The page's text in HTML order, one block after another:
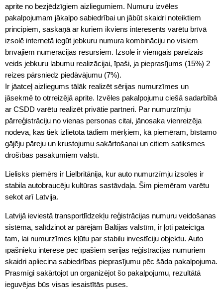
aprite no bezjēdzīgiem aizliegumiem. Numuru izvēles
pakalpojumam jākalpo sabiedrībai un jābūt skaidri noteiktiem
principiem, saskaņā ar kuriem ikviens interesents varētu brīvā
izsolē internetā iegūt jebkuru numura kombināciju no visiem
brīvajiem numerācijas resursiem. Izsole ir vienīgais pareizais
veids jebkuru labumu realizācijai, īpaši, ja pieprasījums (15%) 2
reizes pārsniedz piedāvājumu (7%).
Ir jāatceļ aizliegums tālāk realizēt sērijas numurzīmes un
jāsekmē to otrreizējā aprite. Izvēles pakalpojumu ciešā sadarbībā
ar CSDD varētu realizēt privātie partneri. Par numurzīmju
pārreģistrāciju no vienas personas citai, jānosaka vienreizēja
nodeva, kas tiek izlietota tādiem mērķiem, kā piemēram, bīstamo
gājēju pāreju un krustojumu sakārtošanai un citiem satiksmes
drošības pasākumiem valstī.
Lielisks piemērs ir Lielbritānija, kur auto numurzīmju izsoles ir
stabila autobraucēju kultūras sastāvdaļa. Šim piemēram varētu
sekot arī Latvija.
Latvijā ieviestā transportlīdzekļu reģistrācijas numuru veidošanas
sistēma, salīdzinot ar pārējām Baltijas valstīm, ir ļoti pateicīga
tam, lai numurzīmes kļūtu par stabilu investīciju objektu. Auto
īpašnieku interese pēc īpašiem sērijas reģistrācijas numuriem
skaidri apliecina sabiedrības pieprasījumu pēc šāda pakalpojuma.
Prasmīgi sakārtojot un organizējot šo pakalpojumu, rezultātā
ieguvējas būs visas iesaistītās puses.